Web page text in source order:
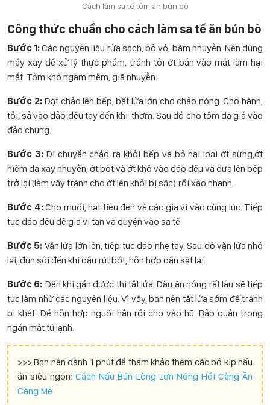
Cách làm sa tế tôm ăn bún bò
Công thức chuẩn cho cách làm sa tế ăn bún bò
Bước 1:Các nguyên liệu rửa sạch, bỏ vỏ, băm nhuyễn. Nên dùng
máy xay để xử lý thực phẩm, tránh tỏi ớt bắn vào mắt làm hại
mắt. Tôm khô ngâm mềm, giã nhuyễn.
Bước 2:Đặt chảo lên bếp, bất lửa lớn cho chảo nóng. Cho hành,
tỏi, sả vào đảo đều tay đến khi thơm. Sau đó cho tôm dã giá vào
đảo chung.
Bước 3:Di chuyển chảo ra khỏi bếp và bỏ hai loại ớt sừng,ớt
hiểm đã xay nhuyễn, ớt bột và ớt khô vào đảo đều và đưa lên bếp
trở lại (làm vậy tránh cho ớt lên khỏi bị sặc) rồi xào nhanh.
Bước 4:Cho muối, hạt tiêu đen và các gia vị vào cùng lúc. Tiếp
tục đảo đều để gia vị tan và quyện vào sa tế
Bước 5: Vặn lửa lớn lên, tiếp tục đảo nhẹ tay. Sau đó vặn lửa nhỏ
lại, đun sôi đến khi dầu rút bớt, hỗn hợp dần sệt lại.
Bước 6: Đến khi gần được thì tắt lửa. Dầu ăn nóng rất lâu sẽ tiếp
tục làm nhừ các nguyên liệu. Vì vậy, bạn nên tắt lửa sớm để tránh
bị khét. Để hỗn hợp nguội hẳn rồi cho vào hũ. Bảo quản trong
ngăn mát tủ lạnh.
>>> Bạn nên dành 1 phút để tham khảo thêm các bó kíp nấu
ăn siêu ngon:Cách Nấu Bún Lòng Lợn Nóng Hổi Càng Ăn
Càng Mê